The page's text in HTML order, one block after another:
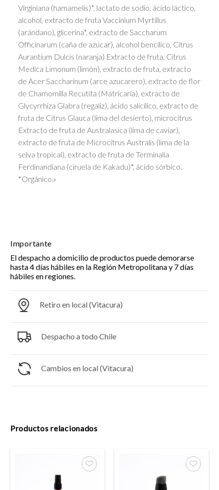
Virginiana (hamamelis)*, lactato de sodio, ácido láctico,
alcohol, extracto de fruta Vaccinium Myrtillus
(arándano), glicerina*, extracto de Saccharum
Officinarum (caña de azúcar), alcohol bencílico, Citrus
Aurantium Dulcis (naranja) Extracto de fruta, Citrus
Medica Limonum (limón), extracto de fruta, extracto
de Acer Saccharinum (arce azucarero), extracto de flor
de Chamomilla Recutita (Matricaria), extracto de
Glycyrrhiza Glabra (regaliz), ácido salicílico, extracto de
fruta de Citrus Glauca (lima del desierto), microcitrus
Extracto de fruta de Australasica (lima de caviar),
extracto de fruta de Microcitrus Australis (lima de la
selva tropical), extracto de fruta de Terminalia
Ferdinandiana (ciruela de Kakadu)*, ácido sórbico.
*Orgánico.»
Importante
El despacho a domicilio de productos puede demorarse
hasta 4 días hábiles en la Región Metropolitana y 7 días
hábiles en regiones.
Retiro en local (Vitacura)
Despacho a todo Chile
Cambios en local (Vitacura)
Productos relacionados